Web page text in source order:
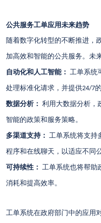
公共服务工单应用未来趋势
随着数字化转型的不断推进，
加高效和智能的公共服务。未
自动化和人工智能： 工单系统
处理标准化请求，并提供24/7
数据分析： 利用大数据分析，
智能的政策和服务策略。
多渠道支持： 工单系统将支持
程序和在线聊天，以适应不同
可持续性： 工单系统也将帮助
消耗和提高效率。
工单系统在政府部门中的应用